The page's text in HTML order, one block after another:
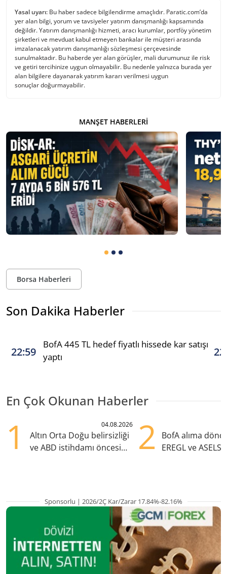
Yasal uyarı: Bu haber sadece bilgilendirme amaçlıdır. Paratic.com’da
yer alan bilgi, yorum ve tavsiyeler yatırım danışmanlığı kapsamında
değildir. Yatırım danışmanlığı hizmeti, aracı kurumlar, portföy yönetim
şirketleri ve mevduat kabul etmeyen bankalar ile müşteri arasında
imzalanacak yatırım danışmanlığı sözleşmesi çerçevesinde
sunulmaktadır. Bu haberde yer alan görüşler, mali durumunuz ile risk
ve getiri tercihinize uygun olmayabilir. Bu nedenle yalnızca burada yer
alan bilgilere dayanarak yatırım kararı verilmesi uygun
sonuçlar doğurmayabilir.
MANŞET HABERLERI
Borsa Haberleri
Son Dakika Haberler
22:59
BofA 445 TL hedef fiyatlı hissede kar satışı
yaptı
En Çok Okunan Haberler
1 04.08.2026
Altın Orta Doğu belirsizliği
ve ABD istihdamı öncesi
2
BofA alıma
EREGL ve ASELS
Sponsorlu | 2026/2Ç Kar/Zarar 17.84%-82.16%